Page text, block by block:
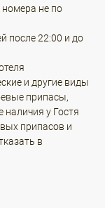
номера не по
после 22:00 и до
и другие виды
припасы,
наличия у Гостя
припасов и
в